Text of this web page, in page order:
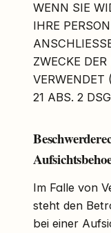
WENN SIE
IHRE
ZWECKE
VERWENDET
21 ABS. 2
Im Falle von
steht den
bei einer